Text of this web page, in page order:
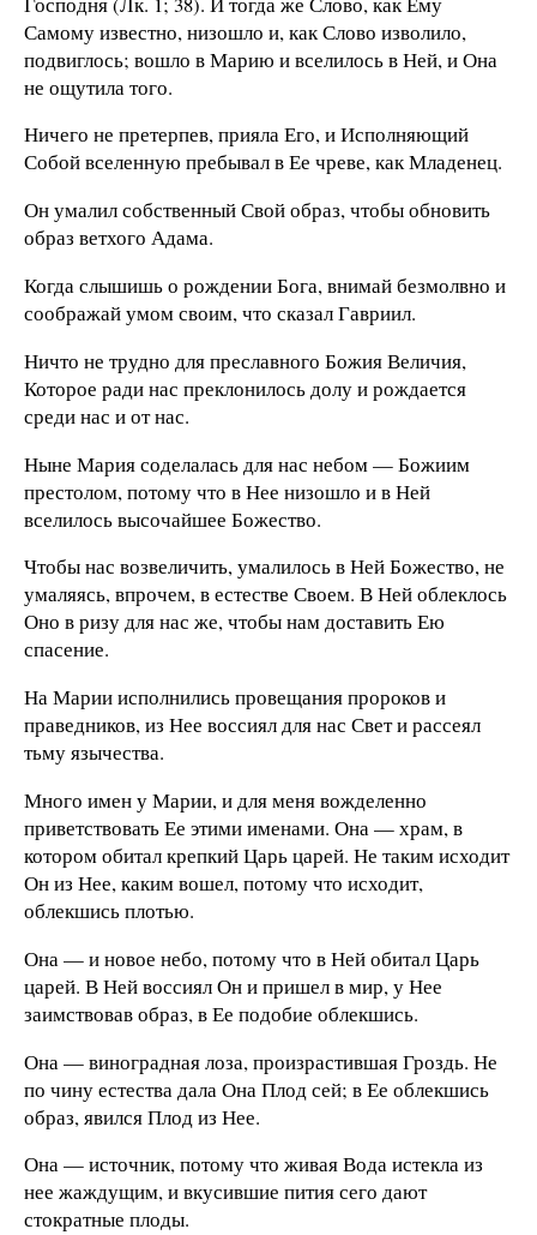
Самому известно, низошло и, как Слово изволило,
подвиглось; вошло в Марию и вселилось в Ней, и Она
не ощутила того.
Ничего не претерпев, прияла Его, и Исполняющий
Собой вселенную пребывал в Ее чреве, как Младенец.
Он умалил собственный Свой образ, чтобы обновить
образ ветхого Адама.
Когда слышишь о рождении Бога, внимай безмолвно и
соображай умом своим, что сказал Гавриил.
Ничто не трудно для преславного Божия Величия,
Которое ради нас преклонилось долу и рождается
среди нас и от нас.
Ныне Мария соделалась для нас небом — Божиим
престолом, потому что в Нее низошло и в Ней
вселилось высочайшее Божество.
Чтобы нас возвеличить, умалилось в Ней Божество, не
умаляясь, впрочем, в естестве Своем. В Ней облеклось
Оно в ризу для нас же, чтобы нам доставить Ею
спасение.
На Марии исполнились провещания пророков и
праведников, из Нее воссиял для нас Свет и рассеял
тьму язычества.
Много имен у Марии, и для меня вожделенно
приветствовать Ее этими именами. Она — храм, в
котором обитал крепкий Царь царей. Не таким исходит
Он из Нее, каким вошел, потому что исходит,
облекшись плотью.
Она — и новое небо, потому что в Ней обитал Царь
царей. В Ней воссиял Он и пришел в мир, у Нее
заимствовав образ, в Ее подобие облекшись.
Она — виноградная лоза, произрастившая Гроздь. Не
по чину естества дала Она Плод сей; в Ее облекшись
образ, явился Плод из Нее.
Она — источник, потому что живая Вода истекла из
нее жаждущим, и вкусившие пития сего дают
стократные плоды.